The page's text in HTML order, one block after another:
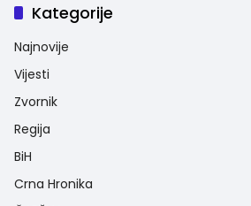
Kategorije
Najnovije
Vijesti
Zvornik
Regija
BiH
Crna Hronika